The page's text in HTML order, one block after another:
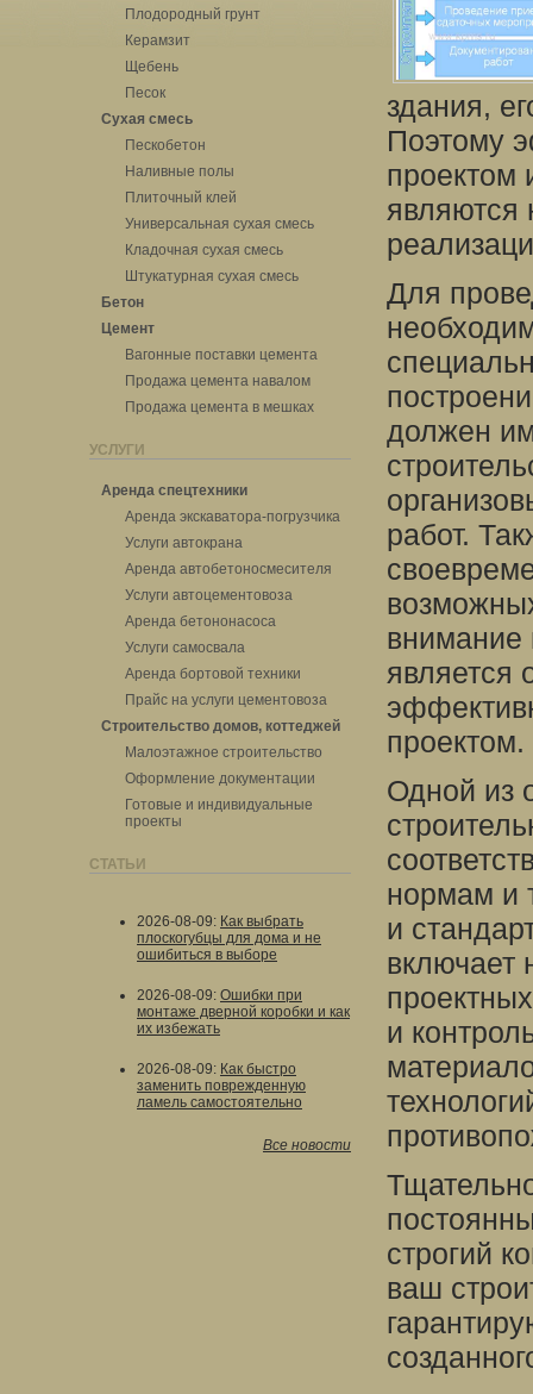
Плодородный грунт
Керамзит
Щебень
Песок
Сухая смесь
Пескобетон
Наливные полы
Плиточный клей
Универсальная сухая смесь
Кладочная сухая смесь
Штукатурная сухая смесь
Бетон
Цемент
Вагонные поставки цемента
Продажа цемента навалом
Продажа цемента в мешках
УСЛУГИ
Аренда спецтехники
Аренда экскаватора-погрузчика
Услуги автокрана
Аренда автобетоносмесителя
Услуги автоцементовоза
Аренда бетононасоса
Услуги самосвала
Аренда бортовой техники
Прайс на услуги цементовоза
Строительство домов, коттеджей
Малоэтажное строительство
Оформление документации
Готовые и индивидуальные
проекты
СТАТЬИ
2026-08-09: Как выбрать
плоскогубцы для дома и не
ошибиться в выборе
2026-08-09: Ошибки при
монтаже дверной коробки и как
их избежать
2026-08-09: Как быстро
заменить поврежденную
ламель самостоятельно
Все новости
здания,
Поэтому
проектом
являются
Для
должен
работ.
внимание
является
проектом.
Одной из
нормам и
и
включает
и
строгий
ваш